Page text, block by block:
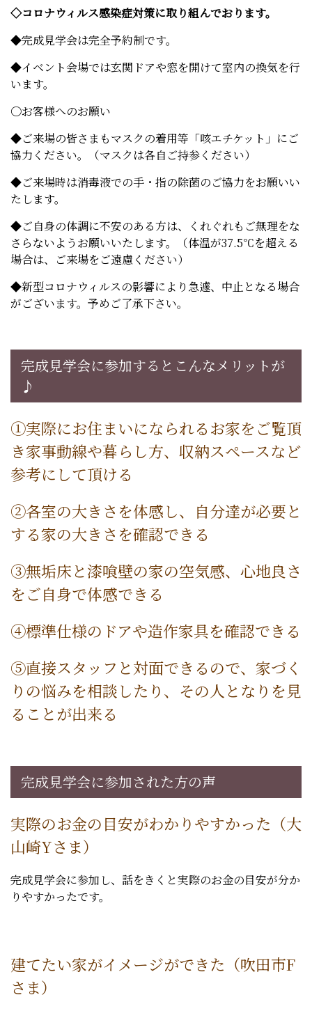
◇コロナウィルス感染症対策に取り組んでおります。
◆完成見学会は完全予約制です。
◆イベント会場では玄関ドアや窓を開けて室内の換気を行
います。
〇お客様へのお願い
◆ご来場の皆さまもマスクの着用等「咳エチケット」にご
協力ください。（マスクは各自ご持参ください）
◆ご来場時は消毒液での手・指の除菌のご協力をお願いい
たします。
◆ご自身の体調に不安のある方は、くれぐれもご無理をな
さらないようお願いいたします。（体温が37.5℃を超える
場合は、ご来場をご遠慮ください）
◆新型コロナウィルスの影響により急遽、中止となる場合
がございます。予めご了承下さい。
完成見学会に参加するとこんなメリットが
♪
①実際にお住まいになられるお家をご覧頂
き家事動線や暮らし方、収納スペースなど
参考にして頂ける
②各室の大きさを体感し、自分達が必要と
する家の大きさを確認できる
③無垢床と漆喰壁の家の空気感、心地良さ
をご自身で体感できる
④標準仕様のドアや造作家具を確認できる
⑤直接スタッフと対面できるので、家づく
りの悩みを相談したり、その人となりを見
ることが出来る
完成見学会に参加された方の声
実際のお金の目安がわかりやすかった（大
山崎Yさま）
完成見学会に参加し、話をきくと実際のお金の目安が分か
りやすかったです。
建てたい家がイメージができた（吹田市F
さま）